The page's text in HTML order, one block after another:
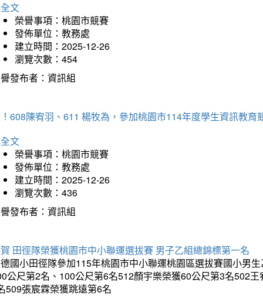
文
榮譽事項：桃園市競賽
發佈單位：教務處
建立時間：2025-12-26
瀏覽次數：454
發布者：資訊組
608陳宥羽、611 楊牧為，參加桃園市114年度學生資訊教育
文
榮譽事項：桃園市競賽
發佈單位：教務處
建立時間：2025-12-26
瀏覽次數：436
發布者：資訊組
田徑隊榮獲桃園市中小聯運選拔賽 男子乙組總錦標第一名
國小田徑隊參加115年桃園市中小聯運桃園區選拔賽國小男
公尺第2名、100公尺第6名512顏宇樂榮獲60公尺第3名502
509張宸霖榮獲跳遠第6名